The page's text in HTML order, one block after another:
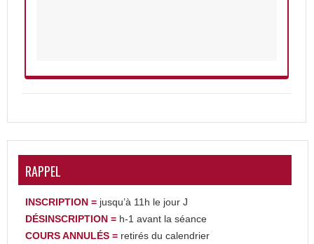
RAPPEL
INSCRIPTION = jusqu’à 11h le jour J
DÉSINSCRIPTION = h-1 avant la séance
COURS ANNULÉS = retirés du calendrier